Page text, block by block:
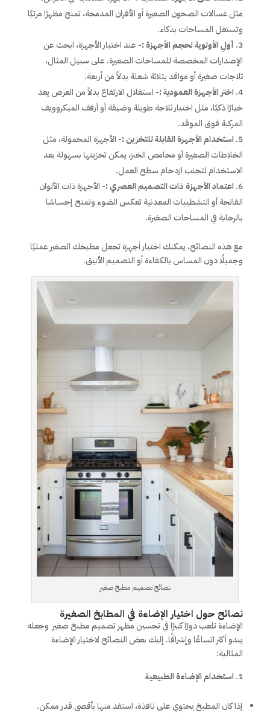
مثل غسالات الصحون الصغيرة أو الأفران المدمجة، تمنح مظهرًا مرتبًا
وتستغل المساحات بذكاء.
أولِ الأولوية لحجم الأجهزة :- عند اختيار الأجهزة، ابحث عن
الإصدارات المخصصة للمساحات الصغيرة. على سبيل المثال،
ثلاجات صغيرة أو مواقد بثلاثة شعلة بدلاً من أربعة.
اختر الأجهزة العمودية :- استغلال الارتفاع بدلاً من العرض يعد
خيارًا ذكيًا، مثل اختيار ثلاجة طويلة وضيقة أو أرفف الميكروويف
المركبة فوق الموقد.
استخدام الأجهزة القابلة للتخزين :- الأجهزة المحمولة، مثل
الخلاطات الصغيرة أو محامص الخبز، يمكن تخزينها بسهولة بعد
الاستخدام لتجنب ازدحام سطح العمل.
اعتماد الأجهزة ذات التصميم العصري :- الأجهزة ذات الألوان
الفاتحة أو التشطيبات المعدنية تعكس الضوء وتمنح إحساسًا
بالرحابة في المساحات الصغيرة.
مع هذه النصائح، يمكنك اختيار أجهزة تجعل مطبخك الصغير عمليًا
وجميلًا دون المساس بالكفاءة أو التصميم الأنيق.
نصائح تصميم مطبخ صغير
نصائح حول اختيار الإضاءة في المطابخ الصغيرة
الإضاءة تلعب دورًا كبيرًا في تحسين مظهر تصميم مطبخ صغير وجعله
يبدو أكثر اتساعًا وإشراقًا. إليك بعض النصائح لاختيار الإضاءة
المثالية:
استخدام الإضاءة الطبيعية
إذا كان المطبخ يحتوي على نافذة، استفد منها بأقصى قدر ممكن.